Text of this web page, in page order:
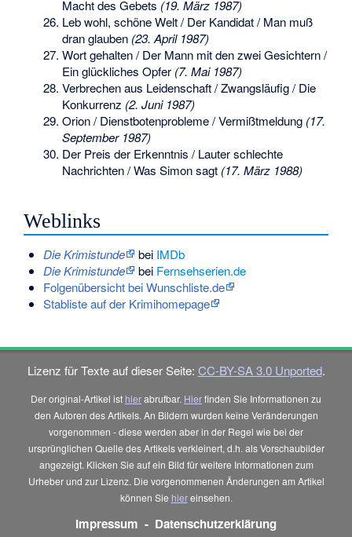
Macht des Gebets (19. März 1987)
Leb wohl, schöne Welt / Der Kandidat / Man muß
dran glauben (23. April 1987)
Wort gehalten / Der Mann mit den zwei Gesichtern /
Ein glückliches Opfer (7. Mai 1987)
Verbrechen aus Leidenschaft / Zwangsläufig / Die
Konkurrenz (2. Juni 1987)
Orion / Dienstbotenprobleme / Vermißtmeldung (17.
September 1987)
Der Preis der Erkenntnis / Lauter schlechte
Nachrichten / Was Simon sagt (17. März 1988)
Weblinks
Die Krimistunde bei IMDb
Die Krimistunde
bei Fernsehserien.de
Folgenübersicht bei Wunschliste.de
Stabliste auf der Krimihomepage
Lizenz für Texte auf dieser Seite: CC-BY-SA 3.0 Unported.
Der original-Artikel ist hierabrufbar. Hierfinden Sie Informationen zu
den Autoren des Artikels. An Bildern wurden keine Veränderungen
vorgenommen - diese werden aber in der Regel wie bei der
ursprünglichen Quelle des Artikels verkleinert, d.h. als Vorschaubilder
angezeigt. Klicken Sie auf ein Bild für weitere Informationen zum
Urheber und zur Lizenz. Die vorgenommenen Änderungen am Artikel
können Sie hiereinsehen.
Impressum - Datenschutzerklärung